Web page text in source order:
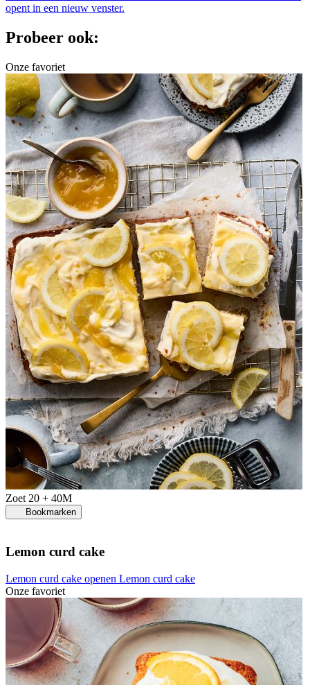
opent in een nieuw venster.
Probeer ook:
Onze favoriet
Zoet 20 + 40M
Bookmarken
Lemon curd cake
Lemon curd cake openen Lemon curd cake
Onze favoriet